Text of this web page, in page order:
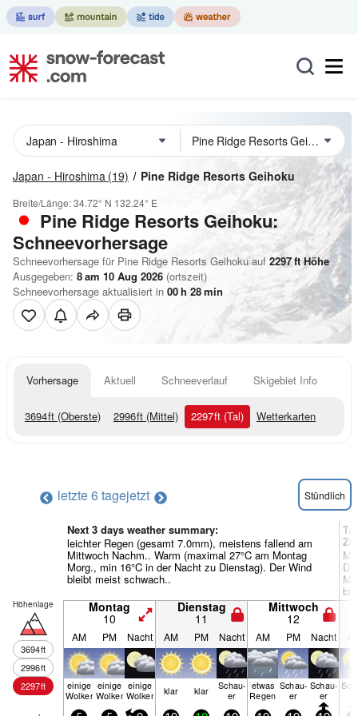
Japan - Hiroshima (19) Pine Ridge Resorts Geihoku
Breite/Länge:34.72° N 132.24° E
Pine Ridge Resorts Geihoku:
Schneevorhersage
Schneevorhersage für Pine Ridge Resorts Geihoku auf 2297ftHöhe
Ausgegeben: 8 am 10 Aug 2026 (ortszeit)
Schneevorhersage aktualisiert in 00h 28min
Vorhersage Aktuell Schneeverlauf Skigebiet Info
3694ft (Oberste) 2996ft (Mittel) 2297ft (Tal) Wetterkarten
letzte 6 tagejetzt Stündlich
Next 3 days weather summary:
leichter Regen (gesamt 7.0mm), meistens fallend am
Mittwoch Nachm.. Warm (maximal 27°C am Montag
Morg., min 16°C in der Nacht zu Dienstag). Der Wind
bleibt meist schwach..
Höhenlage
3694ft
2996ft
2297ft
Montag
10
Dienstag
11
Mittwoch
12
AM PM Nacht AM PM Nacht AM PM Nacht
einige
Wolken
einige
Wolken
einige
Wolken klar klar Schau­
er
etwas
Regen
Schau­
er
Schau­
er